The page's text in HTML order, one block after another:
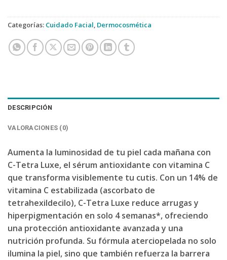
Categorías: Cuidado Facial, Dermocosmética
DESCRIPCIÓN
VALORACIONES (0)
Aumenta la luminosidad de tu piel cada mañana con
C-Tetra Luxe, el sérum antioxidante con vitamina C
que transforma visiblemente tu cutis. Con un 14% de
vitamina C estabilizada (ascorbato de
tetrahexildecilo), C-Tetra Luxe reduce arrugas y
hiperpigmentación en solo 4 semanas*, ofreciendo
una protección antioxidante avanzada y una
nutrición profunda. Su fórmula aterciopelada no solo
ilumina la piel, sino que también refuerza la barrera